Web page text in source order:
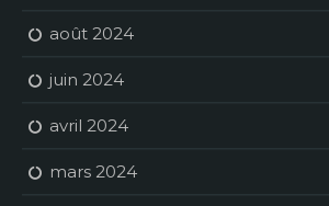
août 2024
juin 2024
avril 2024
mars 2024